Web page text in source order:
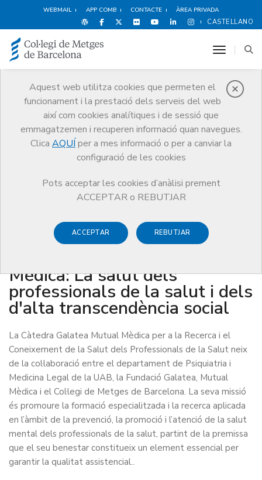
WEBMAIL APP COMB CONTACTE ÀREA PRIVADA
CASTELLANO
Aquest web utilitza cookies que permeten el
funcionament i la prestació dels serveis del web
així com cookies analítiques i de sessió que
emmagatzemen i recuperen informació quan navegues.
Clica AQUÍ per a mes informació o per a canviar la
configuració de les cookies
Pots acceptar les cookies d’anàlisi prement
ACCEPTAR o REBUTJAR
ACCEPTAR REBUTJAR
toggle
Agenda
Agenda
Webinar en català sobre el Diploma d’Especialització de la Càtedra
Galatea Mutual Mèdica: La salut dels professionals de la salut i dels
d'alta transcendència social
Webinar en català sobre el
Diploma d’Especialització de la
Mèdica: La salut dels
professionals de la salut i dels
d'alta transcendència social
La Càtedra Galatea Mutual Mèdica per a la Recerca i el
Coneixement de la Salut dels Professionals de la Salut neix
de la col·laboració entre el departament de Psiquiatria i
Medicina Legal de la UAB, la Fundació Galatea, Mutual
Mèdica i el Col·legi de Metges de Barcelona. La seva missió
és promoure la formació especialitzada i la recerca aplicada
en l’àmbit de la prevenció, la promoció i l’atenció de la salut
mental dels professionals de la salut, partint de la premissa
que el seu benestar constitueix un element essencial per
garantir la qualitat assistencial..